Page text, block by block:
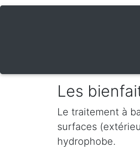
Les
Le traitement à
surfaces
hydrophobe.